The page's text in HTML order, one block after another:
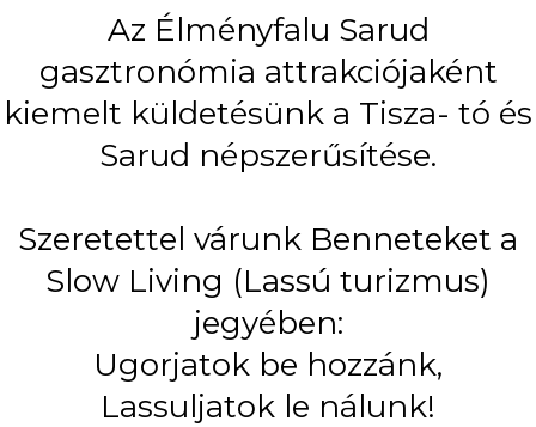
Az Élményfalu Sarud
gasztronómia attrakciójaként
kiemelt küldetésünk a Tisza- tó és
Sarud népszerűsítése.
Szeretettel várunk Benneteket a
Slow Living (Lassú turizmus)
jegyében:
Ugorjatok be hozzánk,
Lassuljatok le nálunk!